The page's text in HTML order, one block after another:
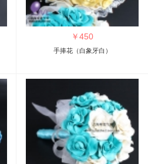
￥450
手捧花（白象牙白）